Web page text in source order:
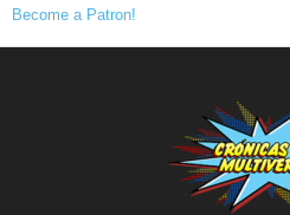
Become a Patron!